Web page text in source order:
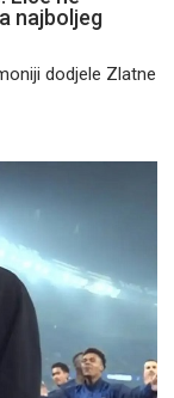
najboljeg
dodjele Zlatne